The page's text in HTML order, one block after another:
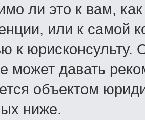
ли это к вам,
или к самой
к юрисконсульту.
может давать
объектом
ниже.